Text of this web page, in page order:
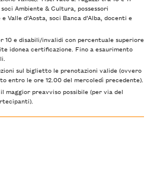
Ambiente & Cultura, possessori
Valle d’Aosta, soci Banca d’Alba, docenti e
10 e disabili/invalidi con percentuale superiore
idonea certificazione. Fino a esaurimento
sul biglietto le prenotazioni valide (ovvero
entro le ore 12.00 del mercoledì precedente).
maggior preavviso possibile (per via del